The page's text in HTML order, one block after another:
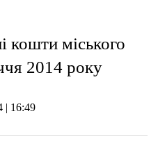
кошти міського
2014 року
| 16:49